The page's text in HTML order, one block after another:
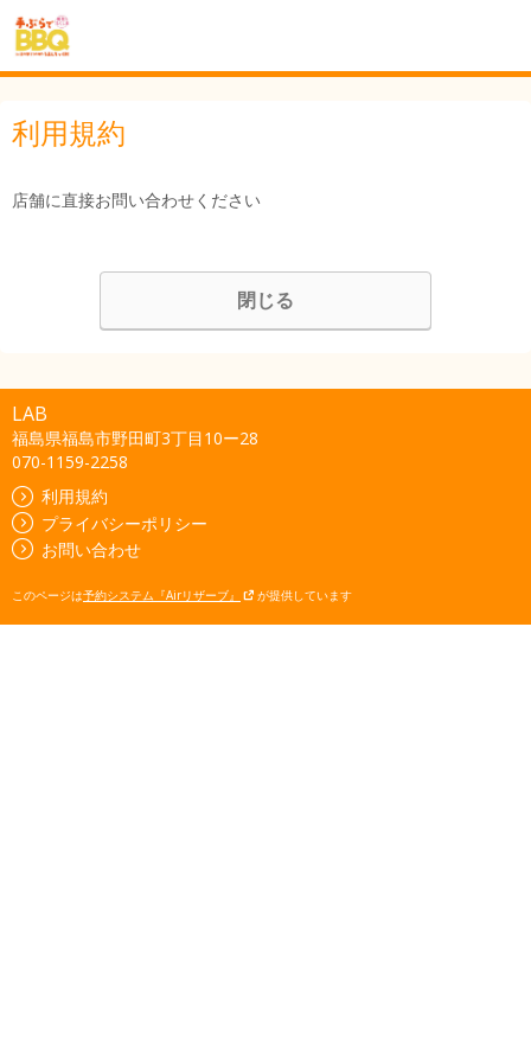
利用規約
店舗に直接お問い合わせください
閉じる
LAB
福島県福島市野田町3丁目10ー28
070-1159-2258
利用規約
プライバシーポリシー
お問い合わせ
このページは予約システム『Airリザーブ』 が提供しています